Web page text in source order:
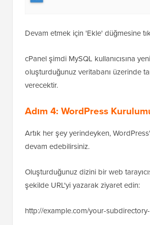
Devam etmek için 'Ekle' düğmesine
cPanel şimdi MySQL kullanıcısına yeni
oluşturduğunuz veritabanı üzerinde
verecektir.
Adım 4: WordPress
Artık her şey yerindeyken,
devam edebilirsiniz.
Oluşturduğunuz dizini bir web
şekilde URL'yi yazarak ziyaret edin:
http://example.com/your-